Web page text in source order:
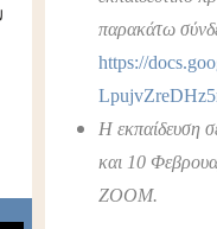
παρακάτω
https://
Η εκπαίδευση
και 10
ΖΟΟΜ.